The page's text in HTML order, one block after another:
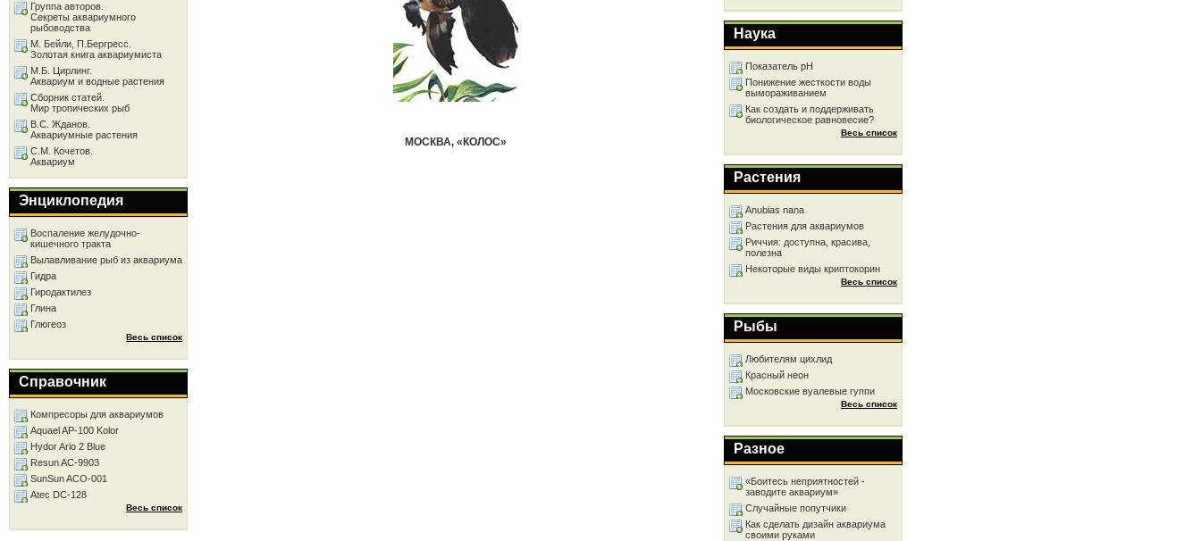
МОСКВА, «КОЛОС»
Наука
Показатель рН
Понижение жесткоcти воды
вымораживанием
Как создать и поддерживать
биологическое равновесие?
Весь список
Растения
Anubias nana
Растения для аквариумов
Риччия: доступна, красива,
полезна
Некоторые виды криптокорин
Весь список
Рыбы
Любителям цихлид
Красный неон
Московские вуалевые гуппи
Весь список
Разное
«Боитесь неприятностей -
заводите аквариум»
Случайные попутчики
Как сделать дизайн аквариума
своими руками
Группа авторов.
Секреты аквариумного
рыбоводства
М. Бейли, П.Бергресс.
Золотая книга аквариумиста
М.Б. Цирлинг.
Аквариум и водные растения
Сборник статей.
Мир тропических рыб
В.С. Жданов.
Аквариумные растения
С.М. Кочетов.
Аквариум
Энциклопедия
Воспаление желудочно-
кишечного тракта
Вылавливание рыб из аквариума
Гидра
Гиродактилез
Глина
Глюгеоз
Весь список
Справочник
Компресоры для аквариумов
Aquael AP-100 Kolor
Hydor Ario 2 Blue
Resun AC-9903
SunSun ACO-001
Atec DC-128
Весь список